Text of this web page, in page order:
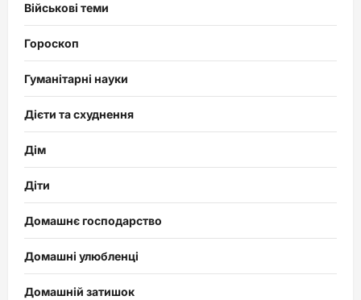
Військові теми
Гороскоп
Гуманітарні науки
Дієти та схуднення
Дім
Діти
Домашнє господарство
Домашні улюбленці
Домашній затишок